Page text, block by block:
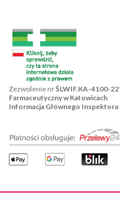
Zezwolenie nrŚLWIF.KA-4100-
Farmaceutyczny w Katowicach
Informacja Głównego